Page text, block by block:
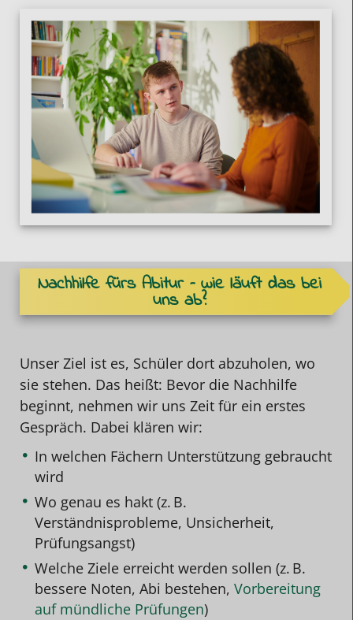
Nachhilfe fürs Abitur – wie läuft das bei
uns ab?
Unser Ziel ist es, Schüler dort abzuholen, wo
sie stehen. Das heißt: Bevor die Nachhilfe
beginnt, nehmen wir uns Zeit für ein erstes
Gespräch. Dabei klären wir:
In welchen Fächern Unterstützung gebraucht
wird
Wo genau es hakt (z. B.
Verständnisprobleme, Unsicherheit,
Prüfungsangst)
Welche Ziele erreicht werden sollen (z. B.
bessere Noten, Abi bestehen,Vorbereitung
auf mündliche Prüfungen)